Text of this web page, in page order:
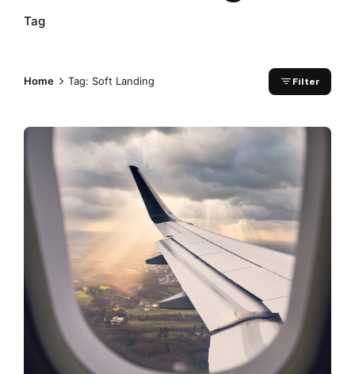
Tag
Home Tag: Soft Landing Filter